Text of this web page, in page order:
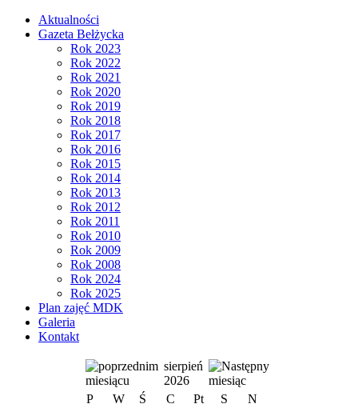
Aktualności
Gazeta Bełżycka
Rok 2023
Rok 2022
Rok 2021
Rok 2020
Rok 2019
Rok 2018
Rok 2017
Rok 2016
Rok 2015
Rok 2014
Rok 2013
Rok 2012
Rok 2011
Rok 2010
Rok 2009
Rok 2008
Rok 2024
Rok 2025
Plan zajęć MDK
Galeria
Kontakt
sierpień
2026
P
W Ś C Pt S
N